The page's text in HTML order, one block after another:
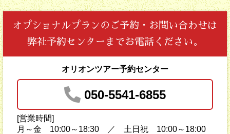
オプショナルプランの ご予約・お問い合わせは
弊社予約センターまでお電話ください。
オリオンツアー予約センター
050-5541-6855
[営業時間]
月～金 10:00～18:30 ／ 土日祝 10:00～18:00